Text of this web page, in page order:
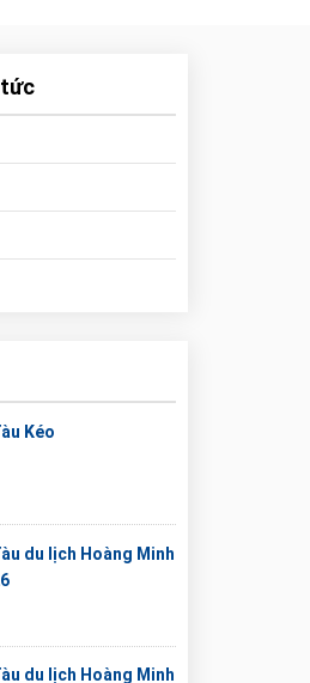
tức
Kéo
du lịch Hoàng Minh
du lịch Hoàng Minh